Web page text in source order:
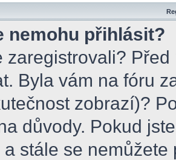
nemohu přihlásit?
zaregistrovali?
Byla vám na fóru
zobrazí)?
důvody. Pokud
stále se